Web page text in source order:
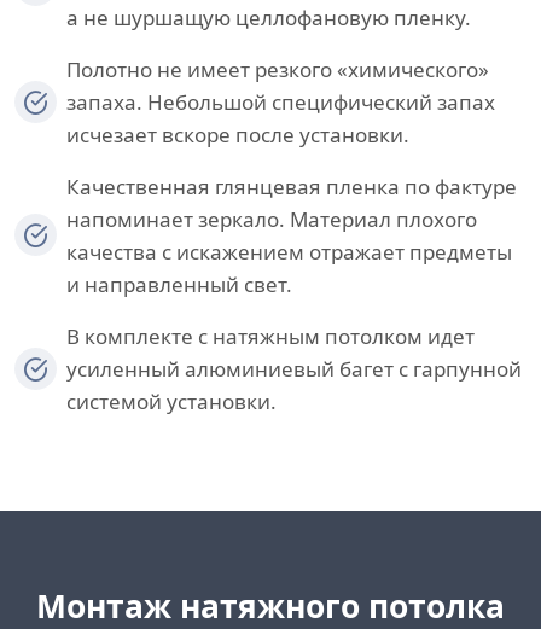
а не шуршащую целлофановую пленку.
Полотно не имеет резкого «химического»
запаха. Небольшой специфический запах
исчезает вскоре после установки.
Качественная глянцевая пленка по фактуре
напоминает зеркало. Материал плохого
качества с искажением отражает предметы
и направленный свет.
В комплекте с натяжным потолком идет
усиленный алюминиевый багет с гарпунной
системой установки.
Монтаж натяжного потолка